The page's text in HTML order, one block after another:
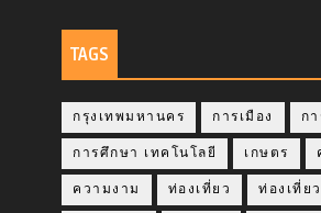
TAGS
กรุงเทพมหานคร การเมือง ก
การศึกษา เทคโนโลยี เกษตร
ความงาม ท่องเที่ยว ท่องเที่ย